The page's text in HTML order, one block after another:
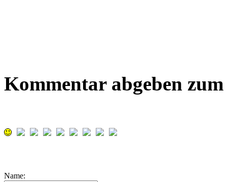
Kommentar abgeben
Name: